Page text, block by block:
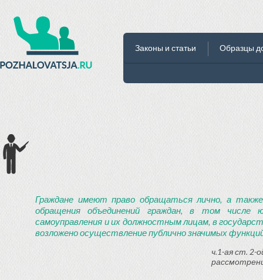
Законы и статьи Образцы
Граждане имеют право обращаться лично, а
обращения объединений граждан, в том числе
самоуправления и их должностным лицам, в
возложено осуществление публично значимых
ч.1-ая ст. 2-